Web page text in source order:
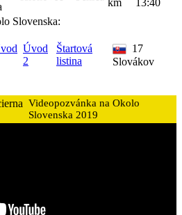
km
13:40
Slovenska:
Úvod
2
Štartová
listina
17
Slovákov
Videopozvánka na Okolo
Slovenska 2019